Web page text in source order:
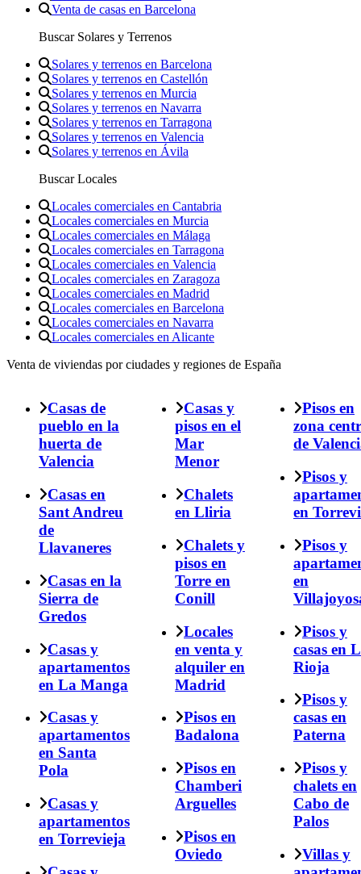
Venta de casas en Barcelona
Buscar Solares y Terrenos
Solares y terrenos en Barcelona
Solares y terrenos en Castellón
Solares y terrenos en Murcia
Solares y terrenos en Navarra
Solares y terrenos en Tarragona
Solares y terrenos en Valencia
Solares y terrenos en Ávila
Buscar Locales
Locales comerciales en Cantabria
Locales comerciales en Murcia
Locales comerciales en Málaga
Locales comerciales en Tarragona
Locales comerciales en Valencia
Locales comerciales en Zaragoza
Locales comerciales en Madrid
Locales comerciales en Barcelona
Locales comerciales en Navarra
Locales comerciales en Alicante
Venta de viviendas por ciudades y regiones de España
Casas de
pueblo en la
huerta de
Valencia
Casas en
Sant Andreu
de
Llavaneres
Casas en la
Sierra de
Gredos
Casas y
apartamentos
en La Manga
Casas y
apartamentos
en Santa
Pola
Casas y
apartamentos
en Torrevieja
Casas y
pisos en el
Mar
Menor
Chalets
en Lliria
Chalets y
pisos en
Torre en
Conill
Locales
en venta y
alquiler en
Madrid
Pisos en
Badalona
Pisos en
Chamberi
Arguelles
Pisos en
Oviedo
Pisos en
zona
de
Pisos y
en
Pisos y
en
Pisos y
casas en
Rioja
Pisos y
casas en
Paterna
Pisos y
chalets en
Cabo de
Palos
Villas y